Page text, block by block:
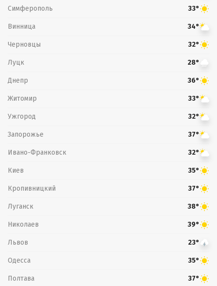
Симферополь 33°
Винница 34°
Черновцы 32°
Луцк 28°
Днепр 36°
Житомир 33°
Ужгород 32°
Запорожье 37°
Ивано-Франковск 32°
Киев 35°
Кропивницкий 37°
Луганск 38°
Николаев 39°
Львов 23°
Одесса 35°
Полтава 37°